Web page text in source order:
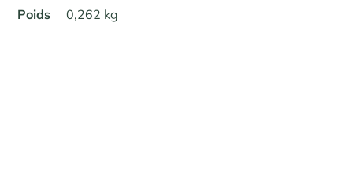
Poids 0,262 kg